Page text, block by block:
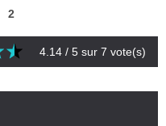
2
4.14 / 5 sur 7 vote(s)